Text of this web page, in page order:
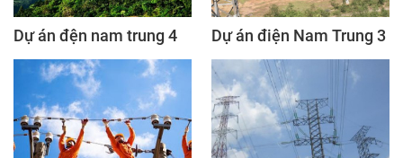
Dự án đện nam trung 4 Dự án điện Nam Trung 3